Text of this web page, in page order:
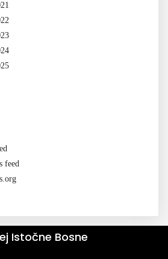
feed
Istočne Bosne